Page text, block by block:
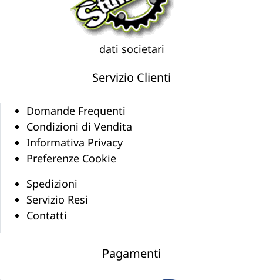
dati societari
Servizio Clienti
Domande Frequenti
Condizioni di Vendita
Informativa Privacy
Preferenze Cookie
Spedizioni
Servizio Resi
Contatti
Pagamenti